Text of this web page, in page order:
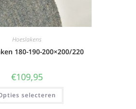
Hoeslakens
180-190-200×200/220
€109,95
selecteren